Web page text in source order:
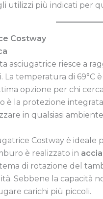
utilizzi più indicati per
Costway
asciugatrice riesce a
La temperatura di 69°C
opzione per chi
è la protezione
in qualsiasi
Costway è
è realizzato in
di rotazione del
Sebbene la capacità
carichi più piccoli.